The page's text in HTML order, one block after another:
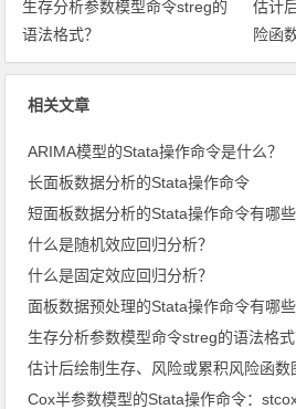
生存分析参数模型命令streg的
语法格式？
估计
险函
相关文章
ARIMA模型的Stata操作命令是什么？
长面板数据分析的Stata操作命令
短面板数据分析的Stata操作命令有哪些
什么是随机效应回归分析？
什么是固定效应回归分析？
面板数据预处理的Stata操作命令有哪些
生存分析参数模型命令streg的语法格式
估计后绘制生存、风险或累积风险函
Cox半参数模型的Stata操作命令：